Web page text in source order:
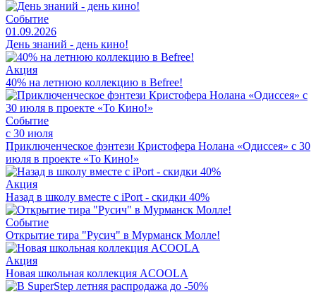
Событие
01.09.2026
День знаний - день кино!
Акция
40% на летнюю коллекцию в Befree!
Событие
с 30 июля
Приключенческое фэнтези Кристофера Нолана «Одиссея» с 30
июля в проекте «То Кино!»
Акция
Назад в школу вместе с iPort - скидки 40%
Событие
Открытие тира "Русич" в Мурманск Молле!
Акция
Новая школьная коллекция ACOOLA